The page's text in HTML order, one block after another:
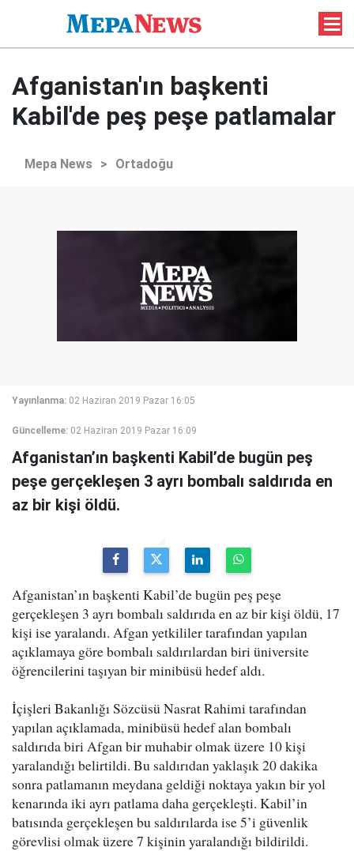
Afganistan'ın başkenti
Kabil'de peş peşe patlamalar
Mepa News > Ortadoğu
Yayınlanma: 02 Haziran 2019 Pazar 16:05
Güncelleme: 02 Haziran 2019 Pazar 16:09
Afganistan’ın başkenti Kabil’de bugün peş
peşe gerçekleşen 3 ayrı bombalı saldırıda en
az bir kişi öldü.
Afganistan’ın başkenti Kabil’de bugün peş peşe
gerçekleşen 3 ayrı bombalı saldırıda en az bir kişi öldü, 17
kişi ise yaralandı. Afgan yetkililer tarafından yapılan
açıklamaya göre bombalı saldırılardan biri üniversite
öğrencilerini taşıyan bir minibüsü hedef aldı.
İçişleri Bakanlığı Sözcüsü Nasrat Rahimi tarafından
yapılan açıklamada, minibüsü hedef alan bombalı
saldırıda biri Afgan bir muhabir olmak üzere 10 kişi
yaralandığı belirtildi. Bu saldırıdan yaklaşık 20 dakika
sonra patlamanın meydana geldiği noktaya yakın bir yol
kenarında iki ayrı patlama daha gerçekleşti. Kabil’in
batısında gerçekleşen bu saldırılarda ise 5’i güvenlik
görevlisi olmak üzere 7 kişinin yaralandığı bildirildi.